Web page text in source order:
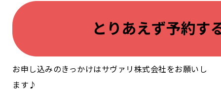
お申し込みのきっかけはサヴァリ株式会社をお願いし
ます♪